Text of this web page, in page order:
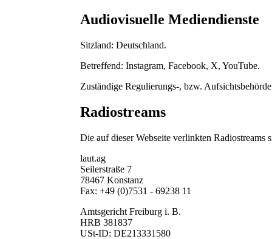
Audiovisuelle Mediendienste
Sitzland: Deutschland.
Betreffend: Instagram, Facebook, X, YouTube.
Zuständige Regulierungs-, bzw.
Radiostreams
Die auf dieser Webseite verlinkten Radiostreams
laut.ag
Seilerstraße 7
78467 Konstanz
Fax: +49 (0)7531 - 69238 11
Amtsgericht Freiburg i. B.
HRB 381837
USt-ID: DE213331580